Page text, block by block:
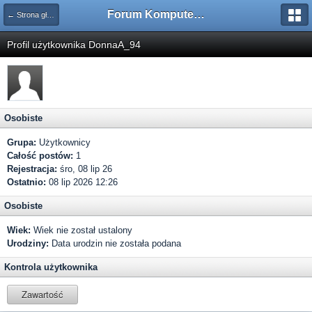
← Strona główna Forum Komputerowe PCFoster.pl
Profil użytkownika DonnaA_94
Osobiste
Grupa: Użytkownicy
Całość postów: 1
Rejestracja: śro, 08 lip 26
Ostatnio: 08 lip 2026 12:26
Osobiste
Wiek: Wiek nie został ustalony
Urodziny: Data urodzin nie została podana
Kontrola użytkownika
Zawartość